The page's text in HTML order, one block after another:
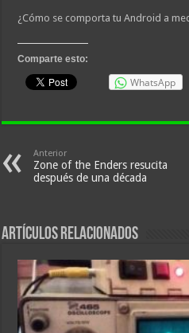
¿Cómo se comporta tu Android a
Comparte esto:
WhatsApp
Anterior
Zone of the Enders resucita
después de una década
Artículos relacionados